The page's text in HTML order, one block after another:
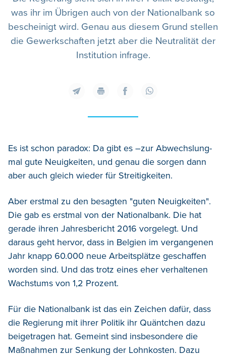
was ihr im Übrigen auch von der Nationalbank so
bescheinigt wird. Genau aus diesem Grund stellen
die Gewerkschaften jetzt aber die Neutralität der
Institution infrage.
Es ist schon paradox: Da gibt es –zur Abwechslung-
mal gute Neuigkeiten, und genau die sorgen dann
aber auch gleich wieder für Streitigkeiten.
Aber erstmal zu den besagten "guten Neuigkeiten".
Die gab es erstmal von der Nationalbank. Die hat
gerade ihren Jahresbericht 2016 vorgelegt. Und
daraus geht hervor, dass in Belgien im vergangenen
Jahr knapp 60.000 neue Arbeitsplätze geschaffen
worden sind. Und das trotz eines eher verhaltenen
Wachstums von 1,2 Prozent.
Für die Nationalbank ist das ein Zeichen dafür, dass
die Regierung mit ihrer Politik ihr Quäntchen dazu
beigetragen hat. Gemeint sind insbesondere die
Maßnahmen zur Senkung der Lohnkosten. Dazu